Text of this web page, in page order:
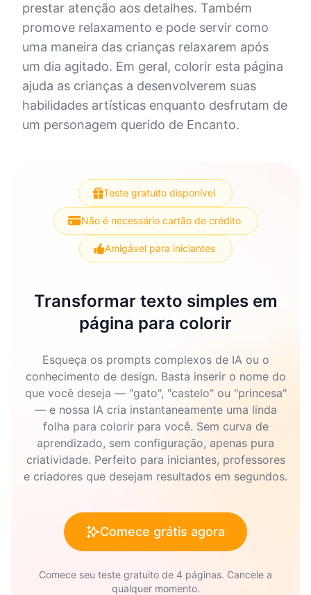
prestar atenção aos detalhes. Também
promove relaxamento e pode servir como
uma maneira das crianças relaxarem após
um dia agitado. Em geral, colorir esta página
ajuda as crianças a desenvolverem suas
habilidades artísticas enquanto desfrutam de
um personagem querido de Encanto.
Teste gratuito disponível
Não é necessário cartão de crédito
Amigável para iniciantes
Transformar texto simples em
página para colorir
Esqueça os prompts complexos de IA ou o
conhecimento de design. Basta inserir o nome do
que você deseja — "gato", "castelo" ou "princesa"
— e nossa IA cria instantaneamente uma linda
folha para colorir para você. Sem curva de
aprendizado, sem configuração, apenas pura
criatividade. Perfeito para iniciantes, professores
e criadores que desejam resultados em segundos.
Comece grátis agora
Comece seu teste gratuito de 4 páginas. Cancele a
qualquer momento.